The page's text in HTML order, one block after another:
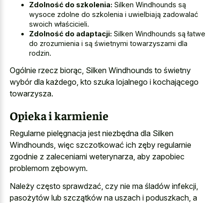
Zdolność do szkolenia: Silken Windhounds są
wysoce zdolne do szkolenia i uwielbiają zadowalać
swoich właścicieli.
Zdolność do adaptacji: Silken Windhounds są łatwe
do zrozumienia i są świetnymi towarzyszami dla
rodzin.
Ogólnie rzecz biorąc, Silken Windhounds to świetny
wybór dla każdego, kto szuka lojalnego i kochającego
towarzysza.
Opieka i karmienie
Regularne pielęgnacja jest niezbędna dla Silken
Windhounds, więc szczotkować ich zęby regularnie
zgodnie z zaleceniami weterynarza, aby zapobiec
problemom zębowym.
Należy często sprawdzać, czy nie ma śladów infekcji,
pasożytów lub szczątków na uszach i poduszkach, a